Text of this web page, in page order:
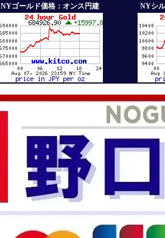
NYゴールド価格：オンス円建 NYシ